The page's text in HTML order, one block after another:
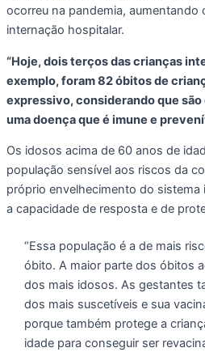
ocorreu na pandemia, aumentando
internação hospitalar.
“Hoje, dois terços das crianças
exemplo, foram 82 óbitos de
expressivo, considerando que
uma doença que é imune e
Os idosos acima de 60 anos de
população sensível aos riscos da
próprio envelhecimento do
a capacidade de resposta e de
“Essa população é a de mais
óbito. A maior parte dos óbitos
dos mais idosos. As gestantes
dos mais suscetíveis e sua
porque também protege a
idade para conseguir ser